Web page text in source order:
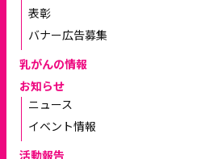
表彰
バナー広告募集
乳がんの情報
お知らせ
ニュース
イベント情報
活動報告